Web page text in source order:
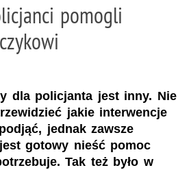
pomogli
dla policjanta jest inny. Nie
jakie interwencje
jednak zawsze
gotowy nieść pomoc
Tak też było w